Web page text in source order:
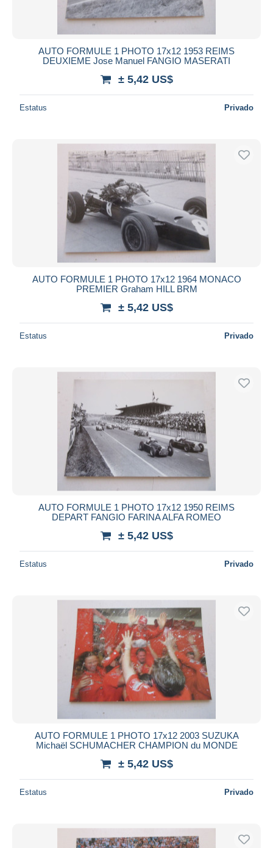
AUTO FORMULE 1 PHOTO 17x12 1953 REIMS
DEUXIEME Jose Manuel FANGIO MASERATI
± 5,42 US$
Estatus Privado
AUTO FORMULE 1 PHOTO 17x12 1964 MONACO
PREMIER Graham HILL BRM
± 5,42 US$
Estatus Privado
AUTO FORMULE 1 PHOTO 17x12 1950 REIMS
DEPART FANGIO FARINA ALFA ROMEO
± 5,42 US$
Estatus Privado
AUTO FORMULE 1 PHOTO 17x12 2003 SUZUKA
Michaël SCHUMACHER CHAMPION du MONDE
± 5,42 US$
Estatus Privado